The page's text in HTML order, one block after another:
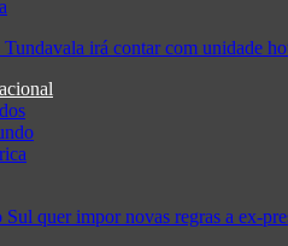
Tundavala irá contar com unidade
quer impor novas regras a ex-